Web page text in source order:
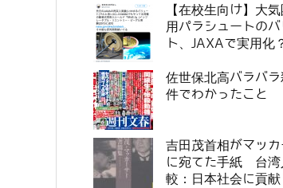
【在校生向け】大
用パラシュートの
ト、JAXAで実用化
佐世保北高バラバ
件でわかったこと
吉田茂首相がマッカ
に宛てた手紙 台湾
較：日本社会に貢献